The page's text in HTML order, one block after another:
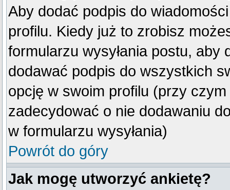
Aby dodać podpis do
profilu. Kiedy już to zrobisz
formularzu wysyłania postu,
dodawać podpis do wszystkich
opcję w swoim profilu (przy
zadecydować o nie dodawaniu
w formularzu wysyłania)
Powrót do góry
Jak mogę utworzyć ankietę?